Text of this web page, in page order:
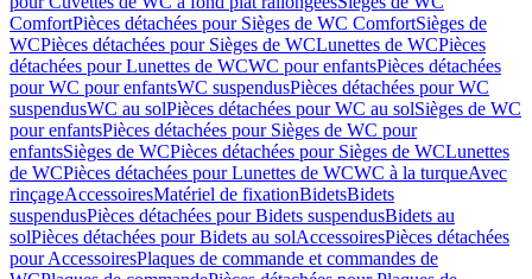
ComfortPièces détachées pour Sièges de WC ComfortSièges de
WCPièces détachées pour Sièges de WCLunettes de WCPièces
détachées pour Lunettes de WCWC pour enfantsPièces détachées
pour WC pour enfantsWC suspendusPièces détachées pour WC
suspendusWC au solPièces détachées pour WC au solSièges de WC
pour enfantsPièces détachées pour Sièges de WC pour
enfantsSièges de WCPièces détachées pour Sièges de WCLunettes
de WCPièces détachées pour Lunettes de WCWC à la turqueAvec
rinçageAccessoiresMatériel de fixationBidetsBidets
suspendusPièces détachées pour Bidets suspendusBidets au
solPièces détachées pour Bidets au solAccessoiresPièces détachées
pour AccessoiresPlaques de commande et commandes de